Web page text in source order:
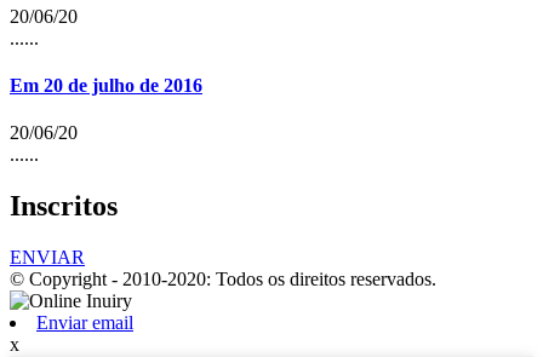
20/06/20
......
Em 20 de julho de 2016
20/06/20
......
Inscritos
ENVIAR
© Copyright - 2010-2020: Todos os direitos reservados.
Enviar email
x